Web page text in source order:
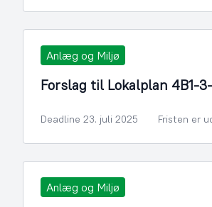
Anlæg og Miljø
Forslag til Lokalplan 4B1-
Deadline 23. juli 2025 Fristen er
Anlæg og Miljø